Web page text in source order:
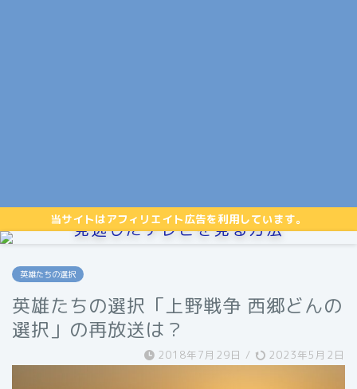
当サイトはアフィリエイト広告を利用しています。
見逃したテレビを見る方法
英雄たちの選択
英雄たちの選択「上野戦争 西郷どんの
選択」の再放送は？
2018年7月29日 / 2023年5月2日